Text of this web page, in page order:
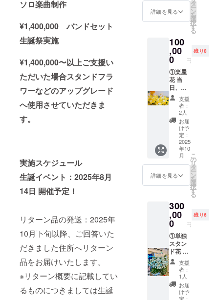
ソロ楽曲制作
¥1,400,000 バンドセット
生誕祭実施
¥1,400,000〜以上ご支援い
ただいた場合スタンドフラ
ワーなどのアップグレード
へ使用させていただきま
す。
実施スケジュール
生誕イベント：2025年8月
14日 開催予定！
リターン品の発送：2025年
10月下旬以降、ご回答いた
だきました住所へリターン
品をお届けいたします。
※リターン概要に記載してい
るものにつきましては生誕
載 ) 当
日会場
ワーに
生誕祭
ご支援
者様と
してお
名前を
掲載さ
せてい
ただき
ます。
備考欄
に掲載
希望の
お名前
（ニッ
クネー
ム可）
をご記
ウド
ファン
ディン
グ限定
ブロマ
イド ク
ラウド
ファン
ディン
グ限定
のブロ
マイド
ご支援
者様の
お名前
クネー
ム可）
が記載
されま
す。 ②
スタン
ドフラ
ワー(名
前掲載 )
当日会
場にあ
るスタ
ンドフ
ラワー
に生誕
祭ご支
援者様
として
お名前
を掲載
いただ
きま
す。 備
考欄に
掲載希
望のお
名前
（ニッ
クネー
ム可）
をご記
載くだ
さい。
詳細を見る
タ
ー
ン
を
選
択
す
る
100
,00
0 円
残り8
①楽屋
花 当
日、タ
レント
が使用
する楽
屋にお
花をお
届けい
たしま
す。 使
用した
お花は
郵送は
いたし
ませ
誕イベ
ント当
日、お
持ち帰
りを希
望され
る場合
はス
タッフ
にご相
談くだ
さい。
②のぼ
支援
者：
2人
お届
け予
定：
2025
年10
月
詳細を見る
こ
の
リ
タ
ー
ン
を
選
択
す
る
300
,00
0 円
残り6
①単独
スタン
ド花 生
誕祭ご
支援者
様のお
名前
（ニッ
クネー
支援
者：
1人
お届
け予